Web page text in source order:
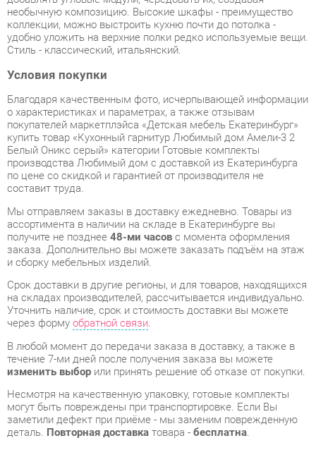
Условия покупки
Благодаря качественным фото, исчерпывающей информации
о характеристиках и параметрах, а также отзывам
покупателей маркетплэйса «Детская мебель Екатеринбург»
купить товар «Кухонный гарнитур Любимый дом Амели-3 2
Белый Оникс серый» категории Готовые комплекты
производства Любимый дом с доставкой из Екатеринбурга
по цене со скидкой и гарантией от производителя не
составит труда.
Мы отправляем заказы в доставку ежедневно. Товары из
ассортимента в наличии на складе в Екатеринбурге вы
получите не позднее48-ми часовс момента оформления
заказа. Дополнительно вы можете заказать подъём на этаж
Срок доставки в другие регионы, и для товаров, находящихся
на складах производителей, рассчитывается индивидуально.
Уточнить наличие, срок и стоимость доставки вы можете
через формуобратной связи.
В любой момент до передачи заказа в доставку, а также в
течение 7-ми дней после получения заказа вы можете
изменить выборили принять решение об отказе от покупки.
Несмотря на качественную упаковку, готовые комплекты
могут быть повреждены при транспортировке. Если Вы
заметили дефект при приёме - мы заменим поврежденную
деталь.Повторная доставкатовара -бесплатна.
распространяетсягарантия 1 год, а на некоторые модели – 2
года с момента приобретения.
Кухонный гарнитур Любимый дом Амели-3 2 Белый Оникс